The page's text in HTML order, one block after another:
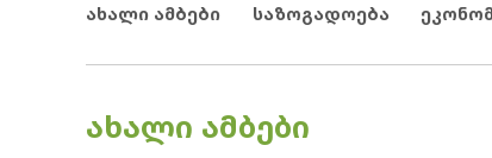
ახალი ამბები საზოგადოება
POSTED
ᲐᲮᲐᲚᲘ ᲐᲛᲑᲔᲑᲘ